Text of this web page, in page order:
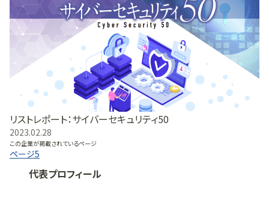
代表プロフィール
リストレポート：サイバーセキュリティ50
2023.02.28
この企業が掲載されているページ
ページ5